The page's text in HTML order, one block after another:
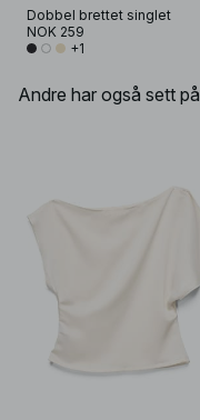
Dobbel brettet singlet
NOK 259
+1
Andre har også sett på